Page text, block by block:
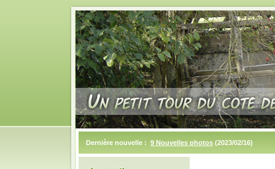
Dernière nouvelle : 9 Nouvelles photos (2023/02/16)